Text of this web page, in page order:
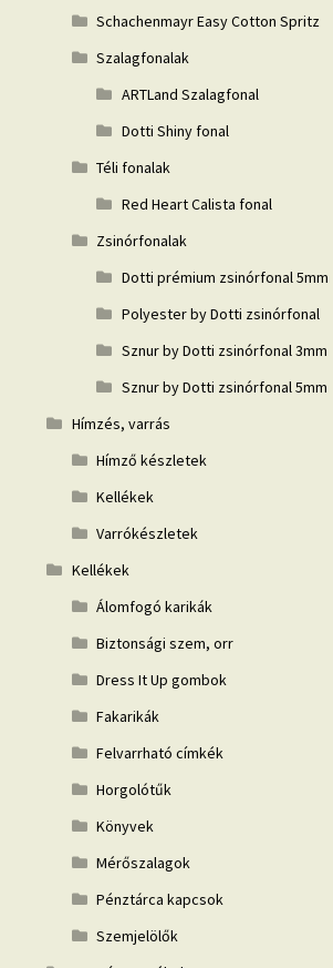
Schachenmayr Easy Cotton Spritz
Szalagfonalak
ARTLand Szalagfonal
Dotti Shiny fonal
Téli fonalak
Red Heart Calista fonal
Zsinórfonalak
Dotti prémium zsinórfonal 5mm
Polyester by Dotti zsinórfonal
Sznur by Dotti zsinórfonal 3mm
Sznur by Dotti zsinórfonal 5mm
Hímzés, varrás
Hímző készletek
Kellékek
Varrókészletek
Kellékek
Álomfogó karikák
Biztonsági szem, orr
Dress It Up gombok
Fakarikák
Felvarrható címkék
Horgolótűk
Könyvek
Mérőszalagok
Pénztárca kapcsok
Szemjelölők